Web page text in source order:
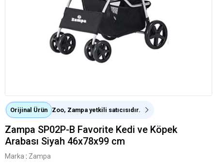
Orijinal Ürün Zoo, Zampa yetkili satıcısıdır.
Zampa SP02P-B Favorite Kedi ve Köpek
Arabası Siyah 46x78x99 cm
Marka : Zampa